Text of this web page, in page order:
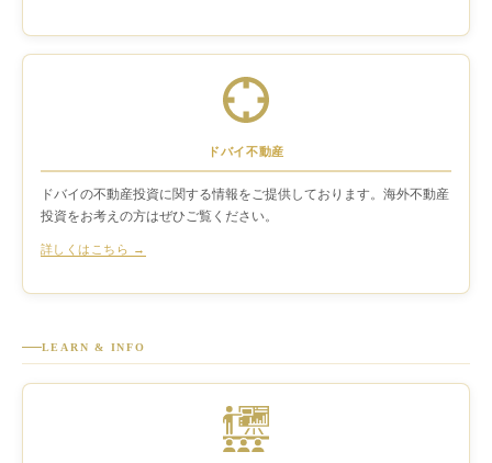
ドバイ不動産
ドバイの不動産投資に関する情報をご提供しております。海外不動産
投資をお考えの方はぜひご覧ください。
詳しくはこちら →
LEARN & INFO